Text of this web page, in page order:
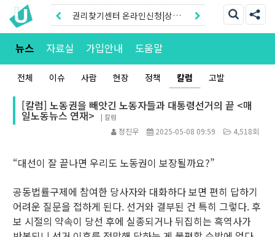
권리찾기센터 온라인신청|상담
톡
권리찾기유니온 조합원|후원안
뉴스 자료실 가입안내 도움말
전체 이슈 사람 현장 정책 칼럼 고발
[칼럼] 노동권을 빼앗긴 노동자들과 대통령선거의 끝 <매
일노동뉴스 연재> | 칼럼
정진우 2025-05-08 09:59 4,518회
“대선이 잘 끝나면 우리도 노동권이 보장될까요?”
공동법률구제에 참여한 당사자와 대화하다 보면 편히 답하기
어려운 질문을 접하게 된다. 선거와 결부된 건 특히 그렇다. 후
보 시절의 약속이 당선 후에 실종되거나 뒤집히는 흑역사가